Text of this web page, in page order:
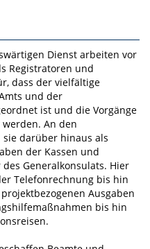
Dienst arbeiten vor
Registratoren und
dass der vielfältige
und der
ist und die Vorgänge
An den
darüber hinaus als
der Kassen­ und
Generalkonsulats. Hier
Telefonrechnung bis hin
Ausgaben
bis hin